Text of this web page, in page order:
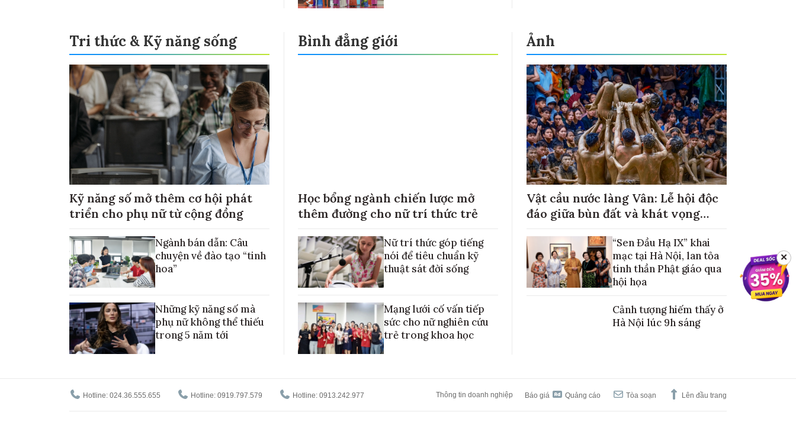
Tri thức & Kỹ năng sống
Kỹ năng số mở thêm cơ hội phát
triển cho phụ nữ từ cộng đồng
Ngành bán dẫn: Câu
chuyện về đào tạo “tinh
hoa”
Những kỹ năng số mà
phụ nữ không thể thiếu
trong 5 năm tới
Bình đẳng giới
Học bổng ngành chiến lược mở
thêm đường cho nữ trí thức trẻ
Nữ trí thức góp tiếng
nói để tiêu chuẩn kỹ
thuật sát đời sống
Mạng lưới cố vấn tiếp
sức cho nữ nghiên cứu
trẻ trong khoa học
Ảnh
Vật cầu nước làng Vân: Lễ hội độc
đáo giữa bùn đất và khát vọng
“Sen Đầu Hạ IX” khai
mạc tại Hà Nội, lan tỏa
tinh thần Phật giáo qua
hội họa
Cảnh tượng hiếm thấy ở
Hà Nội lúc 9h sáng
Hotline: 024.36.555.655 Hotline: 0919.797.579 Hotline: 0913.242.977 Thông tin doanh nghiệp Báo giá Quảng cáo Tòa soạn Lên đầu trang
✕